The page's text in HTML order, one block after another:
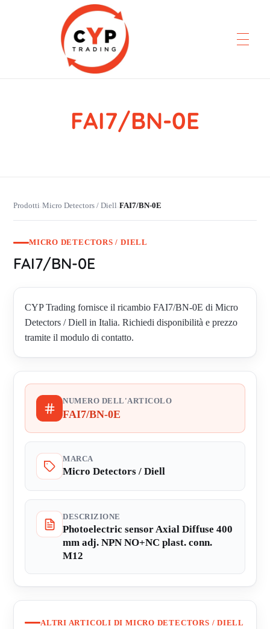
CYP Trading
Professionelle ErsatzteilbeschaffungFAI7/BN-0E
Prodotti›Micro Detectors / Diell›FAI7/BN-0E
MICRO DETECTORS / DIELL
FAI7/BN-0E
CYP Trading fornisce il ricambio FAI7/BN-0E di Micro
Detectors / Diell in Italia. Richiedi disponibilità e prezzo
tramite il modulo di contatto.
NUMERO DELL'ARTICOLO
FAI7/BN-0E
MARCA
Micro Detectors / Diell
DESCRIZIONE
Photoelectric sensor Axial Diffuse 400
mm adj. NPN NO+NC plast. conn.
M12
ALTRI ARTICOLI DI MICRO DETECTORS / DIELL